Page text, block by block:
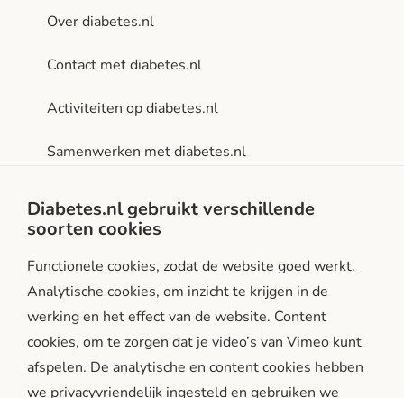
Over diabetes.nl
Contact met diabetes.nl
Activiteiten op diabetes.nl
Samenwerken met diabetes.nl
Diabetes.nl gebruikt verschillende
soorten cookies
Functionele cookies, zodat de website goed werkt.
Analytische cookies, om inzicht te krijgen in de
werking en het effect van de website. Content
cookies, om te zorgen dat je video’s van Vimeo kunt
afspelen. De analytische en content cookies hebben
we privacyvriendelijk ingesteld en gebruiken we